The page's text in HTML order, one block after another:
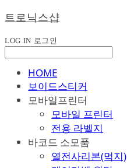
트로닉스샵
LOG IN 로그인
HOME
보이드스티커
모바일프린터
모바일 프린터
전용 라벨지
바코드 소모품
열전사리본(먹지)